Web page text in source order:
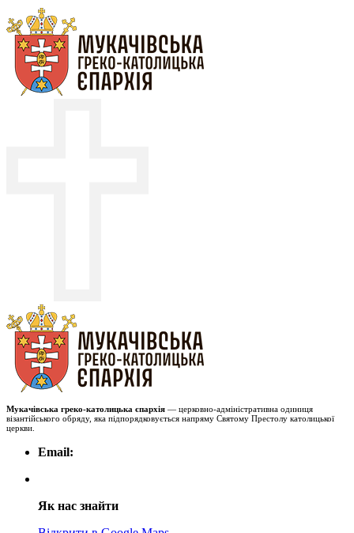
Мукачівська греко-католицька єпархія — церковно-адміністративна одиниця
візантійського обряду, яка підпорядковується напряму Святому Престолу католицької
церкви.
Email:
Як нас знайти